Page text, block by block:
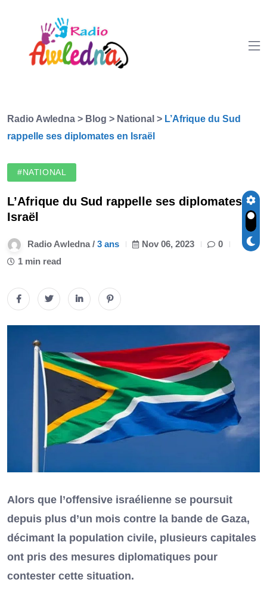
Radio Awledna > Blog > National > L’Afrique du Sud
rappelle ses diplomates en Israël
#NATIONAL
L’Afrique du Sud rappelle ses diplomates en
Israël
Radio Awledna / 3 ans Nov 06, 2023
0
1 min read
Alors que l’offensive israélienne se poursuit
depuis plus d’un mois contre la bande de Gaza,
décimant la population civile, plusieurs capitales
ont pris des mesures diplomatiques pour
contester cette situation.